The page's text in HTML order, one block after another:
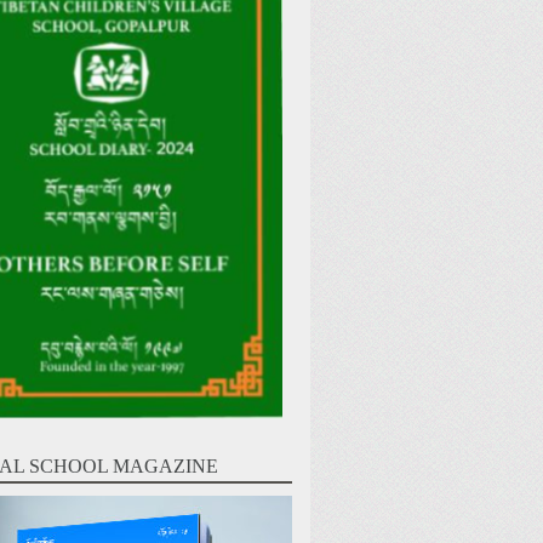
SCHOOL MAGAZINE